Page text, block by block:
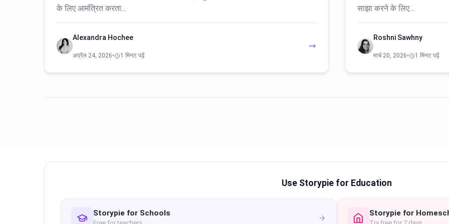
के लिए आमंत्रित करता…
Alexandra Hochee
अप्रैल 24, 2026• 1 मिनट पढ़ें
साझा करने के लिए…
Roshni Sawhny
मार्च 20, 2026• 1 मिनट पढ़ें
Use Storypie for Education
Storypie for Schools
Free for teachers
Storypie for
Try free for 7 days